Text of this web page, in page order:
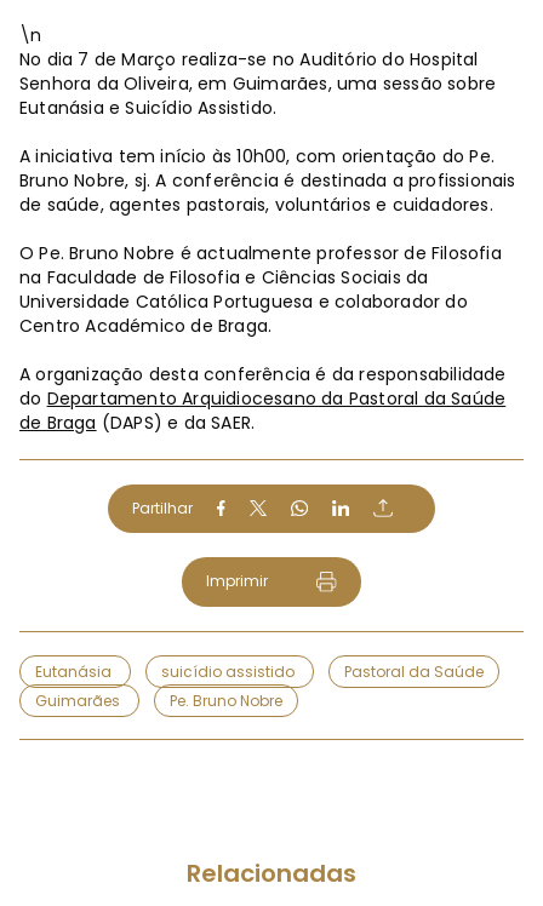
\n
No dia 7 de Março realiza-se no Auditório do Hospital
Senhora da Oliveira, em Guimarães, uma sessão sobre
Eutanásia e Suicídio Assistido.
A iniciativa tem início às 10h00, com orientação do Pe.
Bruno Nobre, sj. A conferência é destinada a profissionais
de saúde, agentes pastorais, voluntários e cuidadores.
O Pe. Bruno Nobre é actualmente professor de Filosofia
na Faculdade de Filosofia e Ciências Sociais da
Universidade Católica Portuguesa e colaborador do
Centro Académico de Braga.
A organização desta conferência é da responsabilidade
do Departamento Arquidiocesano da Pastoral da Saúde
de Braga (DAPS) e da SAER.
Partilhar
Imprimir
Eutanásia suicídio assistido
Pastoral da Saúde
Guimarães
Pe. Bruno Nobre
Relacionadas